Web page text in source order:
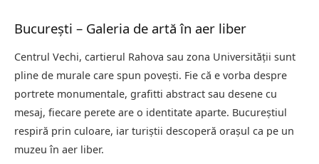
București – Galeria de artă în aer liber
Centrul Vechi, cartierul Rahova sau zona Universității sunt
pline de murale care spun povești. Fie că e vorba despre
portrete monumentale, grafitti abstract sau desene cu
mesaj, fiecare perete are o identitate aparte. Bucureștiul
respiră prin culoare, iar turiștii descoperă orașul ca pe un
muzeu în aer liber.